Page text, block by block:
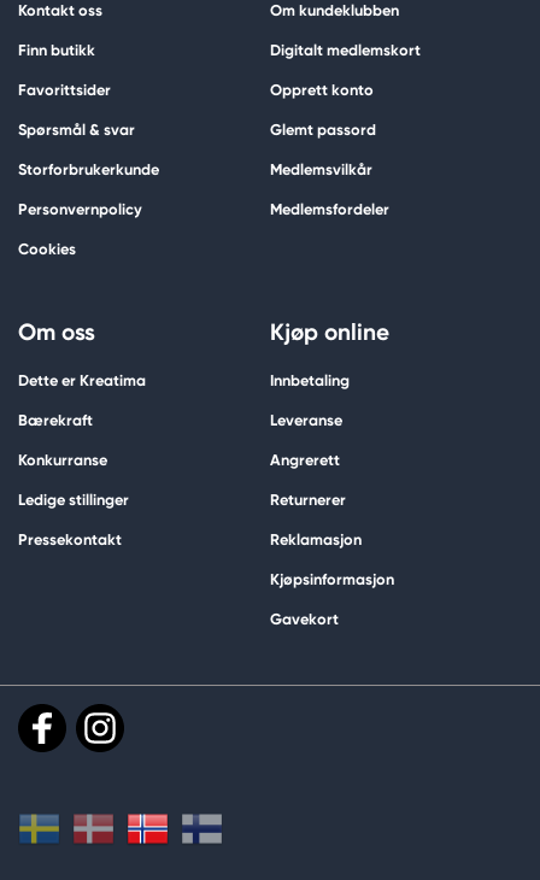
Kontakt oss
Finn butikk
Favorittsider
Spørsmål & svar
Storforbrukerkunde
Personvernpolicy
Cookies
Om kundeklubben
Digitalt medlemskort
Opprett konto
Glemt passord
Medlemsvilkår
Medlemsfordeler
Om oss
Dette er Kreatima
Bærekraft
Konkurranse
Ledige stillinger
Pressekontakt
Kjøp online
Innbetaling
Leveranse
Angrerett
Returnerer
Reklamasjon
Kjøpsinformasjon
Gavekort